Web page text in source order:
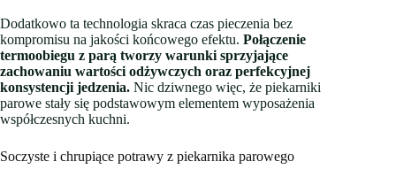
Dodatkowo ta technologia skraca czas pieczenia bez
kompromisu na jakości końcowego efektu. Połączenie
termoobiegu z parą tworzy warunki sprzyjające
zachowaniu wartości odżywczych oraz perfekcyjnej
konsystencji jedzenia. Nic dziwnego więc, że piekarniki
parowe stały się podstawowym elementem wyposażenia
współczesnych kuchni.
Soczyste i chrupiące potrawy z piekarnika parowego